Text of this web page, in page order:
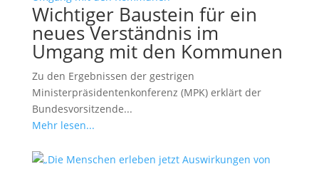
Wichtiger Baustein für ein
neues Verständnis im
Umgang mit den Kommunen
Zu den Ergebnissen der gestrigen
Ministerpräsidentenkonferenz (MPK) erklärt der
Bundesvorsitzende...
Mehr lesen...